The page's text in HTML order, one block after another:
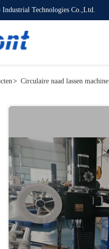
Industrial Technologies Co.,Ltd.
> Circulaire naad lassen machine